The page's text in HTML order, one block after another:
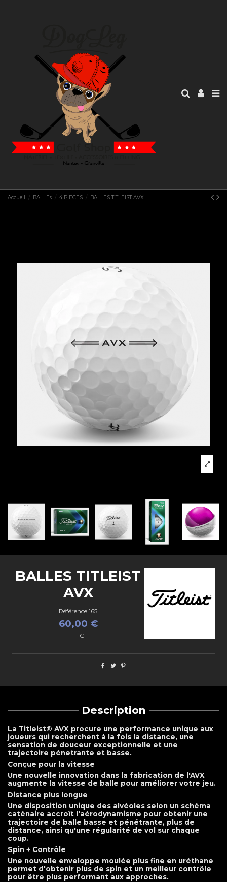
Accueil BALLEs 4 PIECES BALLES TITLEIST AVX
BALLES TITLEIST
AVX
Référence 165
60,00 €
TTC
Description
La Titleist® AVX procure une performance unique aux
joueurs qui recherchent à la fois la distance, une
sensation de douceur exceptionnelle et une
trajectoire pénetrante et basse.
Conçue pour la vitesse
Une nouvelle innovation dans la fabrication de l'AVX
augmente la vitesse de balle pour améliorer votre jeu.
Distance plus longue
Une disposition unique des alvéoles selon un schéma
caténaire accroît l'aérodynamisme pour obtenir une
trajectoire de balle basse et pénétrante, plus de
distance, ainsi qu'une régularité de vol sur chaque
coup.
Spin + Contrôle
Une nouvelle enveloppe moulée plus fine en uréthane
permet d'obtenir plus de spin et un meilleur contrôle
pour être plus performant aux approches.